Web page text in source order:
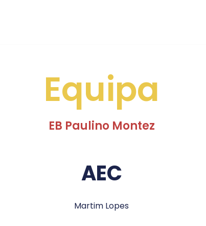
Equipa
EB Paulino Montez
AEC
Martim Lopes